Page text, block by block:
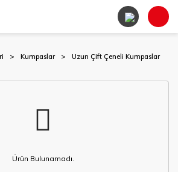
Kumpaslar Uzun Çift Çeneli Kumpaslar
Ürün Bulunamadı.